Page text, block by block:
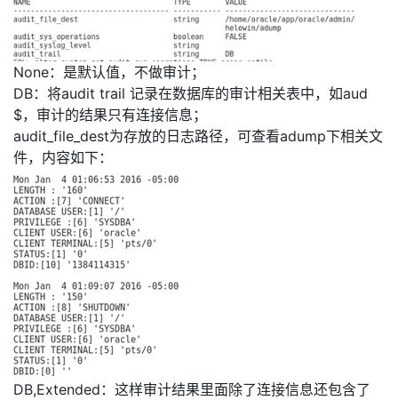
None：是默认值，不做审计；
DB：将audit trail 记录在数据库的审计相关表中，如aud
$，审计的结果只有连接信息；
audit_file_dest为存放的日志路径，可查看adump下相关文
件，内容如下：
DB,Extended：这样审计结果里面除了连接信息还包含了